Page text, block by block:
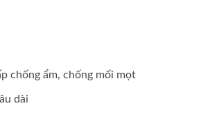
chống ẩm, chống mối mọt
dài